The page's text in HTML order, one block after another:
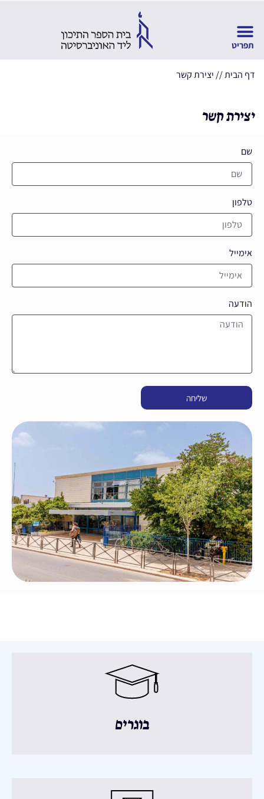
דף הבית// יצירת קשר
יצירת קשר
שם
טלפון
אימייל
הודעה
שליחה
בוגרים